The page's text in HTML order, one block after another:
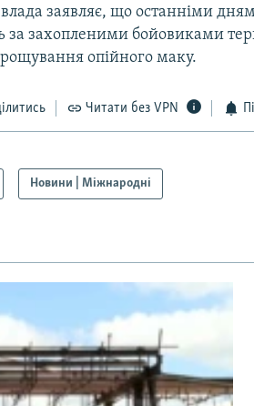
заявляє, що останніми
за захопленими бойовиками
опійного маку.
Читати без VPN
Новини | Міжнародні